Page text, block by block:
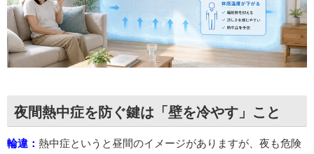
夜間熱中症を防ぐ鍵は「壁を冷やす」こと
輪違： 熱中症というと昼間のイメージがありますが、夜も危険